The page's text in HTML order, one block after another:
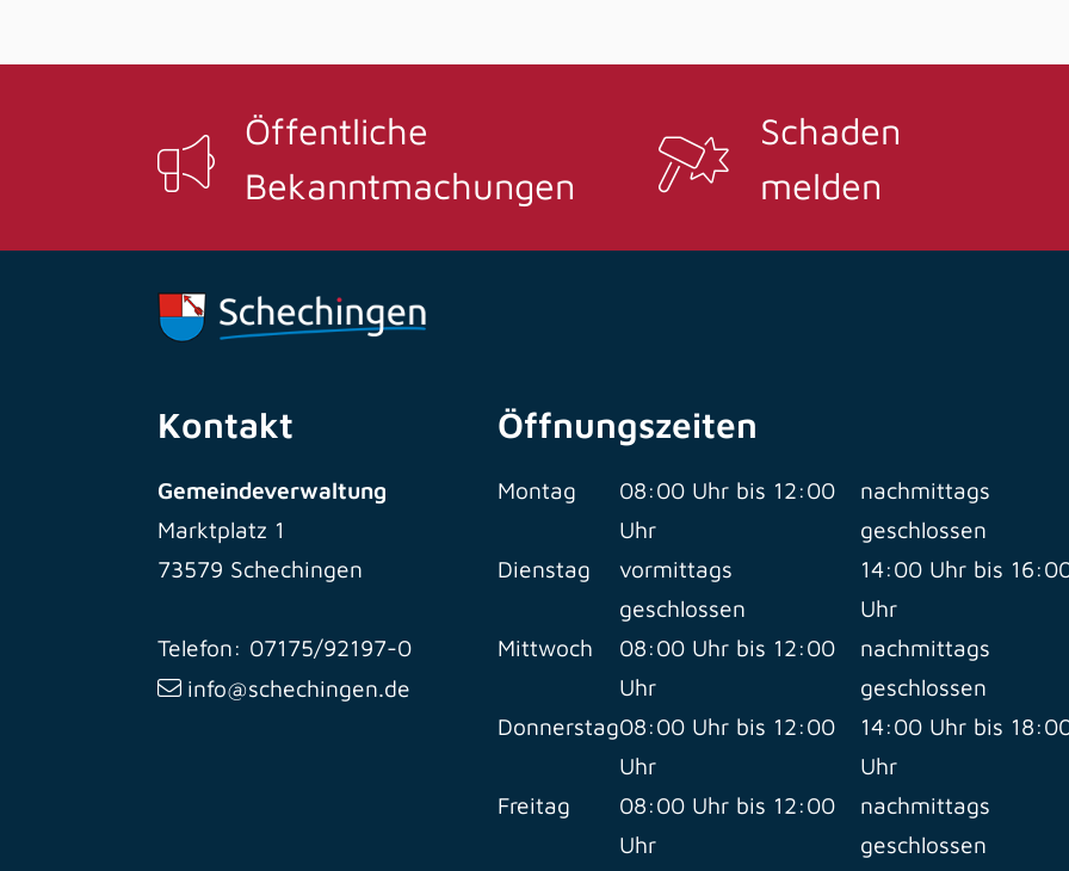
Öffentliche
Bekanntmachungen
Schaden
melden
Kontakt
Gemeindeverwaltung
Marktplatz 1
73579 Schechingen
Telefon: 07175/92197-0
info@schechingen.de
Öffnungszeiten
Montag
08:00 Uhr bis 12:00
Uhr
nachmittags
geschlossen
Dienstag
vormittags
geschlossen
14:00 Uhr bis
Uhr
Mittwoch
08:00 Uhr bis 12:00
Uhr
nachmittags
geschlossen
Donnerstag08:00 Uhr bis 12:00
Uhr
14:00 Uhr bis
Uhr
Freitag
08:00 Uhr bis 12:00
Uhr
nachmittags
geschlossen